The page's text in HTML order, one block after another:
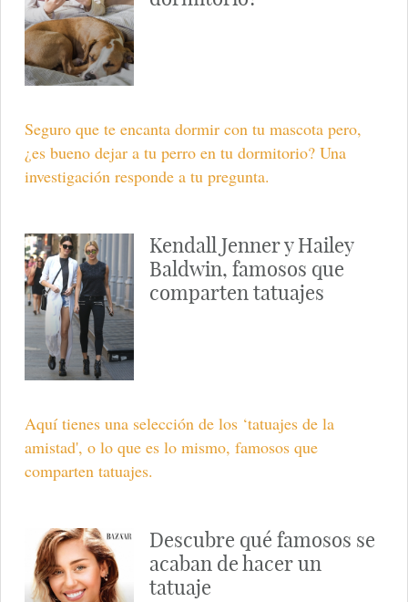
Seguro que te encanta dormir con tu mascota pero,
¿es bueno dejar a tu perro en tu dormitorio? Una
investigación responde a tu pregunta.
Kendall Jenner y Hailey
Baldwin, famosos que
comparten tatuajes
Aquí tienes una selección de los ‘tatuajes de la
amistad', o lo que es lo mismo, famosos que
comparten tatuajes.
Descubre qué famosos se
acaban de hacer un
tatuaje